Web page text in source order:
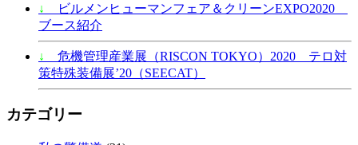
↓
ビルメンヒューマンフェア＆クリーンEXPO2020
ブース紹介
↓
危機管理産業展（RISCON TOKYO）2020 テロ対
策特殊装備展’20（SEECAT）
カテゴリー